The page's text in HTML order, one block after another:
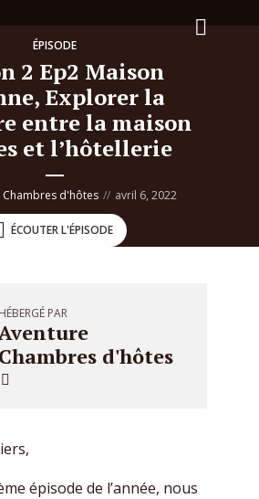
ÉPISODE
2 Ep2 Maison
Explorer la
entre la maison
et l’hôtellerie
Chambres d'hôtes avril 6, 2022
ÉCOUTER L'ÉPISODE
HÉBERGÉ PAR
Chambres d'hôtes
épisode de l’année, nous